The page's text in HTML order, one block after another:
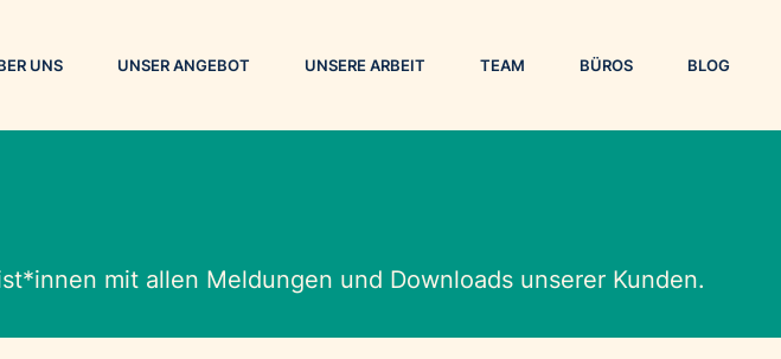
UNS UNSER ANGEBOT UNSERE ARBEIT TEAM BÜROS BLOG
mit allen Meldungen und Downloads unserer Kunden.